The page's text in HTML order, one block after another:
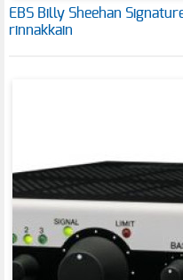
EBS Billy Sheehan
rinnakkain